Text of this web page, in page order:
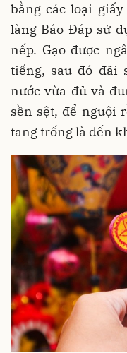
bằng các loại
làng Báo Đáp sử
nếp. Gạo được
tiếng, sau đó đãi
nước vừa đủ và
sền sệt, để nguội
tang trống là đến